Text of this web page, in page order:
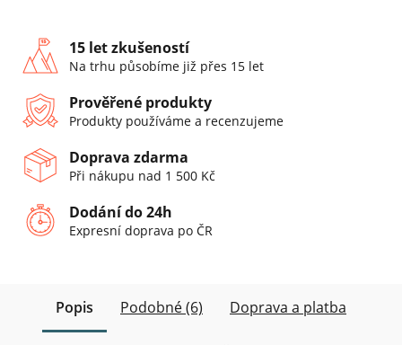
15 let zkušeností
Na trhu působíme již přes 15 let
Prověřené produkty
Produkty používáme a recenzujeme
Doprava zdarma
Při nákupu nad 1 500 Kč
Dodání do 24h
Expresní doprava po ČR
Popis Podobné (6) Doprava a platba